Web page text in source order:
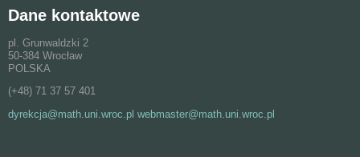
Dane kontaktowe
pl. Grunwaldzki 2
50-384 Wrocław
POLSKA
(+48) 71 37 57 401
dyrekcja@math.uni.wroc.pl webmaster@math.uni.wroc.pl